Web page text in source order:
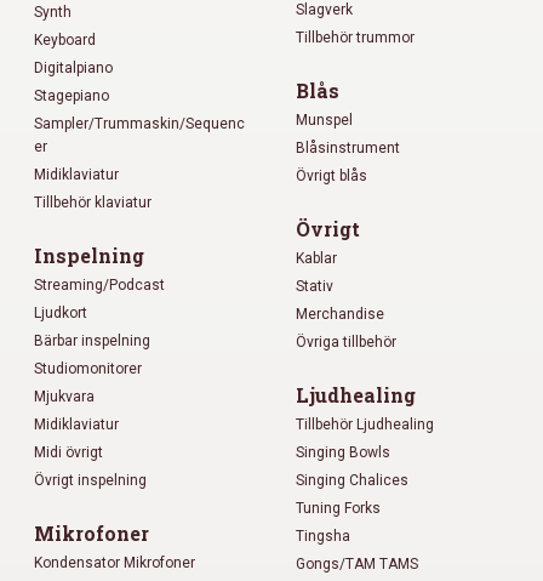
Synth
Keyboard
Digitalpiano
Stagepiano
Sampler/Trummaskin/Sequenc
er
Midiklaviatur
Tillbehör klaviatur
Inspelning
Streaming/Podcast
Ljudkort
Bärbar inspelning
Studiomonitorer
Mjukvara
Midiklaviatur
Midi övrigt
Övrigt inspelning
Mikrofoner
Kondensator Mikrofoner
Slagverk
Tillbehör trummor
Blås
Munspel
Blåsinstrument
Övrigt blås
Övrigt
Kablar
Stativ
Merchandise
Övriga tillbehör
Ljudhealing
Tillbehör Ljudhealing
Singing Bowls
Singing Chalices
Tuning Forks
Tingsha
Gongs/TAM TAMS